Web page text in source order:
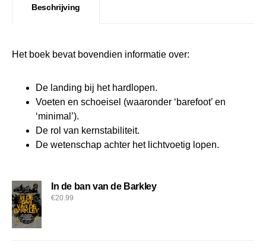
Beschrijving
Het boek bevat bovendien informatie over:
De landing bij het hardlopen.
Voeten en schoeisel (waaronder ‘barefoot’ en
‘minimal’).
De rol van kernstabiliteit.
De wetenschap achter het lichtvoetig lopen.
In de ban van de Barkley
€20.99